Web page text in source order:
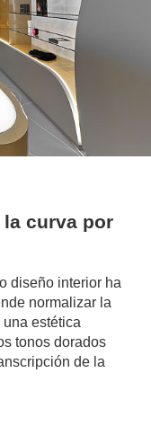
la curva por
diseño interior ha
normalizar la
una estética
tonos dorados
de la
author/mariavila/